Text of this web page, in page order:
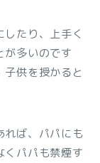
たり、上手く
が多いのです
供を授かると
れば、パパにも
くパパも禁煙す